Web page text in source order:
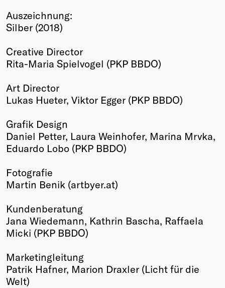
Winners
2026
Past
Annual
Auszeichnung:
Silber (2018)
Creative Director
Rita-Maria Spielvogel (PKP BBDO)
Art Director
Lukas Hueter, Viktor Egger (PKP BBDO)
Grafik Design
Daniel Petter, Laura Weinhofer, Marina Mrvka,
Eduardo Lobo (PKP BBDO)
Fotografie
Martin Benik (artbyer.at)
Kundenberatung
Jana Wiedemann, Kathrin Bascha, Raffaela
Micki (PKP BBDO)
Marketingleitung
Patrik Hafner, Marion Draxler (Licht für die
Welt)